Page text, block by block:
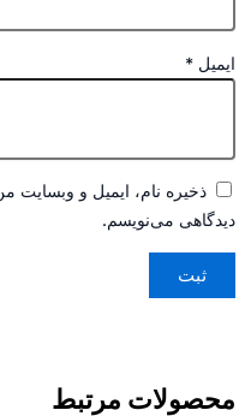
*
ذخیره نام، ایمیل و وبسایت من
می‌نویسم.
مرتبط